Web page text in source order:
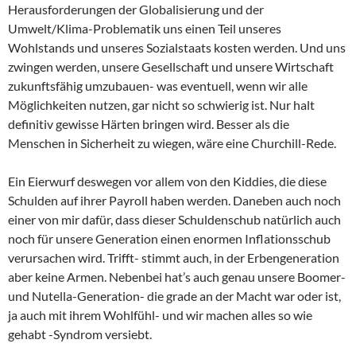
Herausforderungen der Globalisierung und der
Umwelt/Klima-Problematik uns einen Teil unseres
Wohlstands und unseres Sozialstaats kosten werden. Und uns
zwingen werden, unsere Gesellschaft und unsere Wirtschaft
zukunftsfähig umzubauen- was eventuell, wenn wir alle
Möglichkeiten nutzen, gar nicht so schwierig ist. Nur halt
definitiv gewisse Härten bringen wird. Besser als die
Menschen in Sicherheit zu wiegen, wäre eine Churchill-Rede.
Ein Eierwurf deswegen vor allem von den Kiddies, die diese
Schulden auf ihrer Payroll haben werden. Daneben auch noch
einer von mir dafür, dass dieser Schuldenschub natürlich auch
noch für unsere Generation einen enormen Inflationsschub
verursachen wird. Trifft- stimmt auch, in der Erbengeneration
aber keine Armen. Nebenbei hat’s auch genau unsere Boomer-
und Nutella-Generation- die grade an der Macht war oder ist,
ja auch mit ihrem Wohlfühl- und wir machen alles so wie
gehabt -Syndrom versiebt.